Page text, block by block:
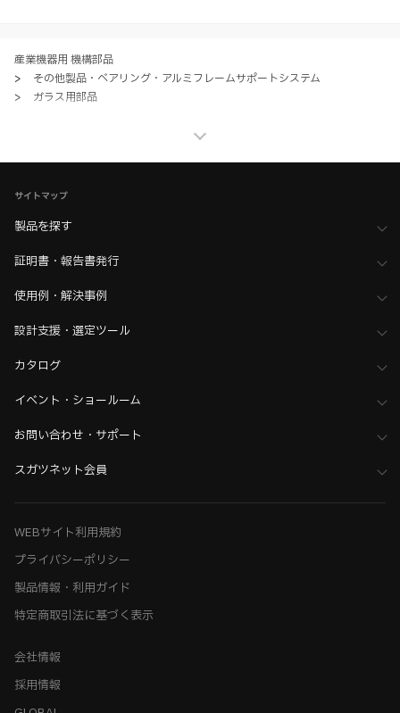
産業機器用 機構部品
>
その他製品・ベアリング・アルミフレームサポートシステム
>
ガラス用部品
その他製品・ベアリング・アルミフレームサポートシステム
> 全て（その他製品・ベアリング）
家具金物・建築金物
家具金物・建築金物
サイトマップ
製品を探す
証明書・報告書発行
使用例・解決事例
設計支援・選定ツール
カタログ
イベント・ショールーム
お問い合わせ・サポート
スガツネット会員
WEBサイト利用規約
プライバシーポリシー
製品情報・利用ガイド
特定商取引法に基づく表示
会社情報
採用情報